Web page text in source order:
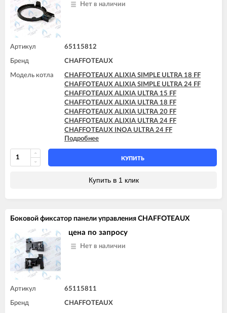
Нет в наличии
Артикул 65115812
Бренд CHAFFOTEAUX
Модель котла
CHAFFOTEAUX ALIXIA SIMPLE ULTRA 18 FF
CHAFFOTEAUX ALIXIA SIMPLE ULTRA 24 FF
CHAFFOTEAUX ALIXIA ULTRA 15 FF
CHAFFOTEAUX ALIXIA ULTRA 18 FF
CHAFFOTEAUX ALIXIA ULTRA 20 FF
CHAFFOTEAUX ALIXIA ULTRA 24 FF
CHAFFOTEAUX INOA ULTRA 24 FF
CHAFFOTEAUX PIGMA ULTRA 25 FF
CHAFFOTEAUX PIGMA ULTRA 30 FF
CHAFFOTEAUX PIGMA ULTRA 35 FF
CHAFFOTEAUX PIGMA ULTRA SYSTEM 25 FF
CHAFFOTEAUX PIGMA ULTRA SYSTEM 35 FF
Подробнее
КУПИТЬ
Купить в 1 клик
Боковой фиксатор панели управления CHAFFOTEAUX
цена по запросу
Нет в наличии
Артикул 65115811
Бренд CHAFFOTEAUX